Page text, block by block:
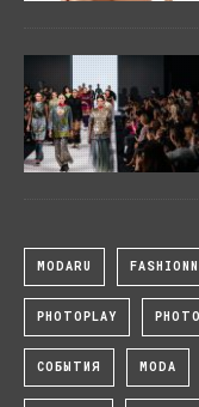
MODARU
PHOTOPLAY
СОБЫТИЯ MODA